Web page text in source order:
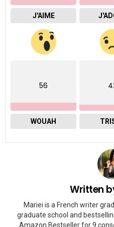
J'AIME
56
WOUAH
Written
Mariei is a French writer
graduate school and
Amazon Bestseller for 9